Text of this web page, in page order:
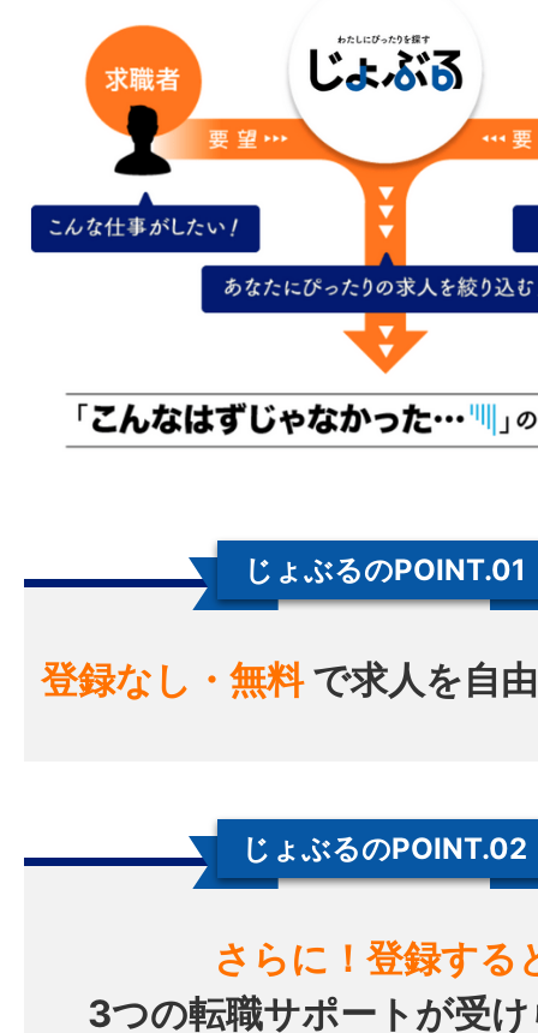
じょぶるのPOINT.01
登録なし・無料で求人を自
じょぶるのPOINT.02
さらに！登録する
3つの転職サポートが受